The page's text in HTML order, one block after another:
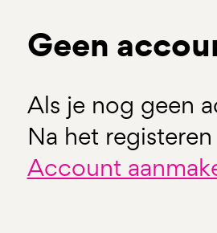
Geen
Als je nog geen
Na het
Account